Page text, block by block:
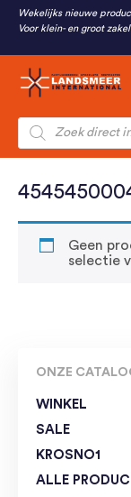
Wekelijks nieuwe
Voor klein- en groot
Producten
zoeken
ONZE
WINKEL
SALE
KROSNO1
ALLE
Geen
selectie